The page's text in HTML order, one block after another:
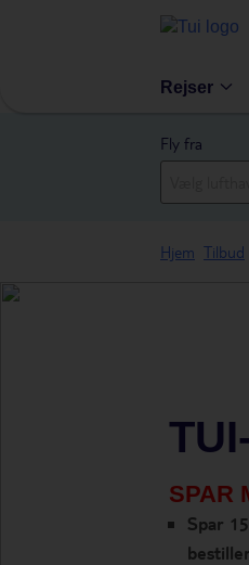
Rejser
Fly fra
Hjem Tilbud
SPAR
Spar